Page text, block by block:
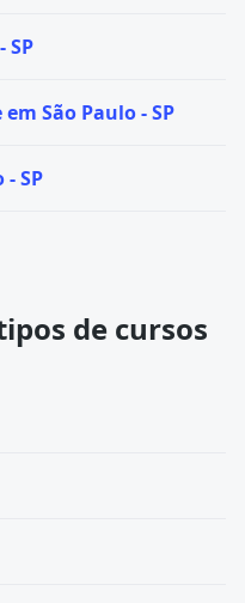
SP
São Paulo - SP
SP
de cursos